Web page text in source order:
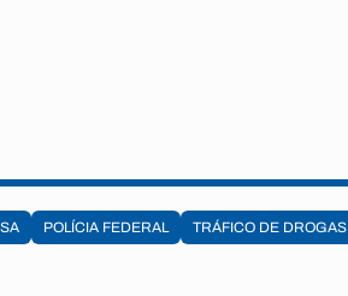
POLÍCIA FEDERAL TRÁFICO DE DROGAS